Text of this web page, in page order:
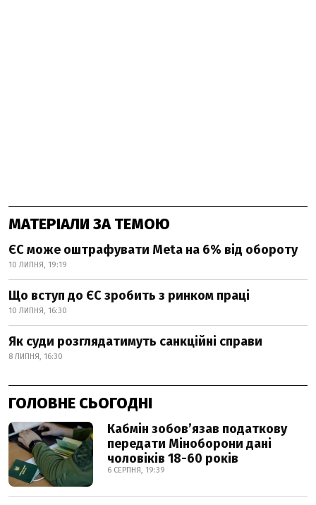
МАТЕРІАЛИ ЗА ТЕМОЮ
ЄС може оштрафувати Meta на 6% від обороту
10 ЛИПНЯ, 19:19
Що вступ до ЄС зробить з ринком праці
10 ЛИПНЯ, 16:30
Як суди розглядатимуть санкційні справи
8 ЛИПНЯ, 16:30
ГОЛОВНЕ СЬОГОДНІ
Кабмін зобовʼязав податкову
передати Міноборони дані
чоловіків 18-60 років
6 СЕРПНЯ, 19:39